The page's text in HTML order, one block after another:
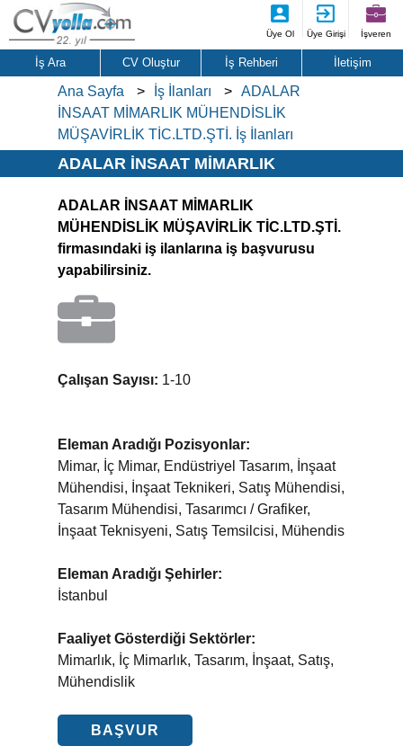
Üye Ol Üye Girişi İşveren
İş Ara CV Oluştur İş Rehberi İletişim
Ana Sayfa İş İlanları
ADALAR
İNSAAT MİMARLIK MÜHENDİSLİK
MÜŞAVİRLİK TİC.LTD.ŞTİ. İş İlanları
ADALAR İNSAAT MİMARLIK
TİC.LTD.ŞTİ. İş İlanları
ADALAR İNSAAT MİMARLIK
MÜHENDİSLİK MÜŞAVİRLİK TİC.LTD.ŞTİ.
firmasındaki iş ilanlarına iş başvurusu
yapabilirsiniz.
Çalışan Sayısı: 1-10
Eleman Aradığı Pozisyonlar:
Mimar, İç Mimar, Endüstriyel Tasarım, İnşaat
Mühendisi, İnşaat Teknikeri, Satış Mühendisi,
Tasarım Mühendisi, Tasarımcı / Grafiker,
İnşaat Teknisyeni, Satış Temsilcisi, Mühendis
Eleman Aradığı Şehirler:
İstanbul
Faaliyet Gösterdiği Sektörler:
Mimarlık, İç Mimarlık, Tasarım, İnşaat, Satış,
Mühendislik
BAŞVUR